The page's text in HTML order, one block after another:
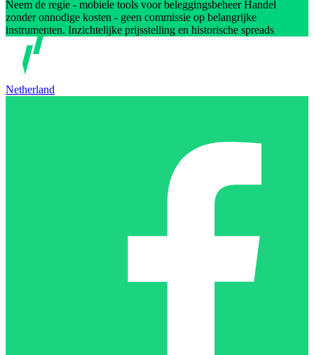
Neem de regie - mobiele tools voor beleggingsbeheer Handel
zonder onnodige kosten - geen commissie op belangrijke
instrumenten. Inzichtelijke prijsstelling en historische spreads
Netherland